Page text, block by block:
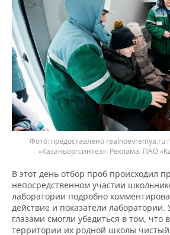
Фото: предоставлено realnoevremya.ru
«Казаньоргсинтез». Реклама. ПАО
В этот день отбор проб происходил
непосредственном участии
лаборатории подробно
действие и показатели
глазами смогли убедиться в том, что
территории их родной школы